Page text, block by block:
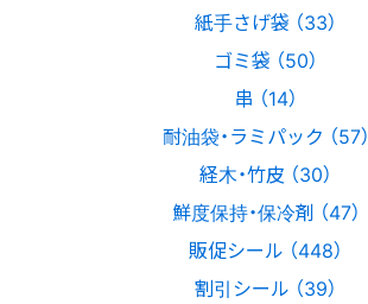
紙手さげ袋 （33）
ゴミ袋 （50）
串 （14）
耐油袋・ラミパック （57）
経木・竹皮 （30）
鮮度保持・保冷剤 （47）
販促シール （448）
割引シール （39）